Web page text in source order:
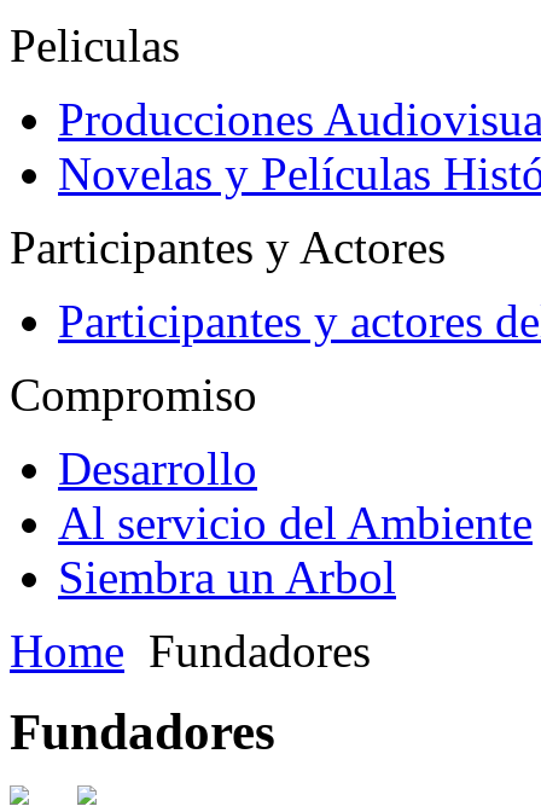
Peliculas
Producciones
Novelas y Películas
Participantes y Actores
Participantes y actores
Compromiso
Desarrollo
Al servicio del Ambiente
Siembra un Arbol
Home Fundadores
Fundadores